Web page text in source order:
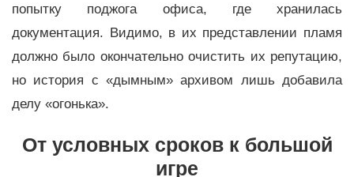
попытку поджога офиса, где хранилась
документация. Видимо, в их представлении пламя
должно было окончательно очистить их репутацию,
но история с «дымным» архивом лишь добавила
делу «огонька».
От условных сроков к большой
игре